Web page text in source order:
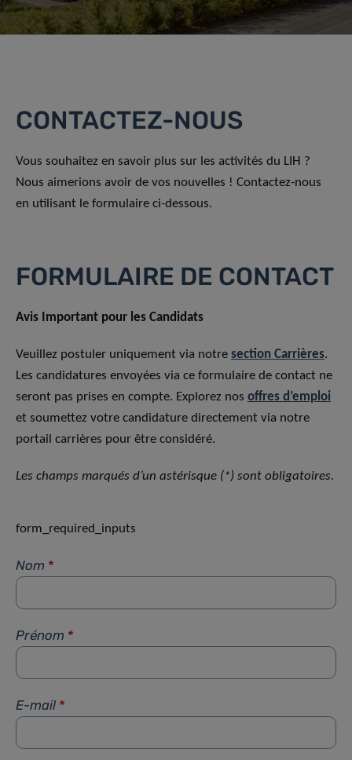
CONTACTEZ-NOUS
Vous souhaitez en savoir plus sur les activités du LIH ?
Nous aimerions avoir de vos nouvelles ! Contactez-nous
en utilisant le formulaire ci-dessous.
FORMULAIRE DE CONTACT
Avis Important pour les Candidats
Veuillez postuler uniquement via notre section Carrières.
Les candidatures envoyées via ce formulaire de contact ne
seront pas prises en compte. Explorez nos offres d’emploi
et soumettez votre candidature directement via notre
portail carrières pour être considéré.
Les champs marqués d’un astérisque (*) sont obligatoires.
form_required_inputs
Nom *
Prénom *
E-mail *